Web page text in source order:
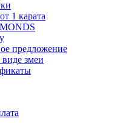
1 карата
предложение
змеи